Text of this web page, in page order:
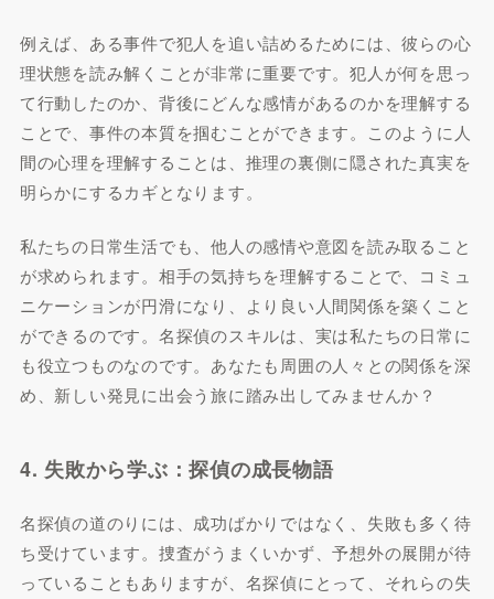
例えば、ある事件で犯人を追い詰めるためには、彼らの心
理状態を読み解くことが非常に重要です。犯人が何を思っ
て行動したのか、背後にどんな感情があるのかを理解する
ことで、事件の本質を掴むことができます。このように人
間の心理を理解することは、推理の裏側に隠された真実を
明らかにするカギとなります。
私たちの日常生活でも、他人の感情や意図を読み取ること
が求められます。相手の気持ちを理解することで、コミュ
ニケーションが円滑になり、より良い人間関係を築くこと
ができるのです。名探偵のスキルは、実は私たちの日常に
も役立つものなのです。あなたも周囲の人々との関係を深
め、新しい発見に出会う旅に踏み出してみませんか？
4. 失敗から学ぶ：探偵の成長物語
名探偵の道のりには、成功ばかりではなく、失敗も多く待
ち受けています。捜査がうまくいかず、予想外の展開が待
っていることもありますが、名探偵にとって、それらの失